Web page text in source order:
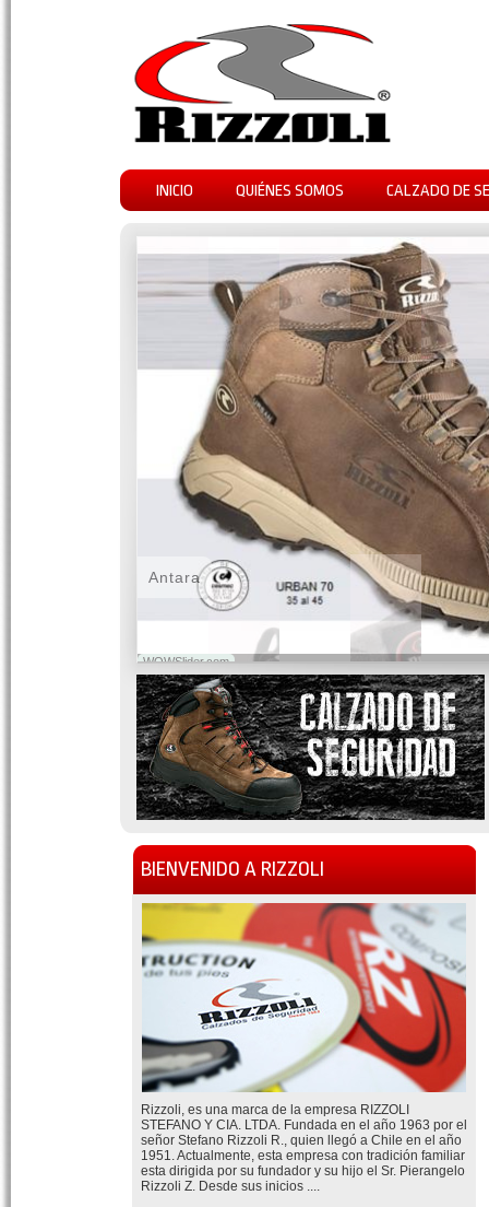
INICIO QUIÉNES SOMOS CALZADO DE
WOWSlider.com
Antara
BIENVENIDO A RIZZOLI
Rizzoli, es una marca de la empresa RIZZOLI
STEFANO Y CIA. LTDA. Fundada en el año 1963 por el
señor Stefano Rizzoli R., quien llegó a Chile en el año
1951. Actualmente, esta empresa con tradición familiar
esta dirigida por su fundador y su hijo el Sr. Pierangelo
Rizzoli Z. Desde sus inicios ....